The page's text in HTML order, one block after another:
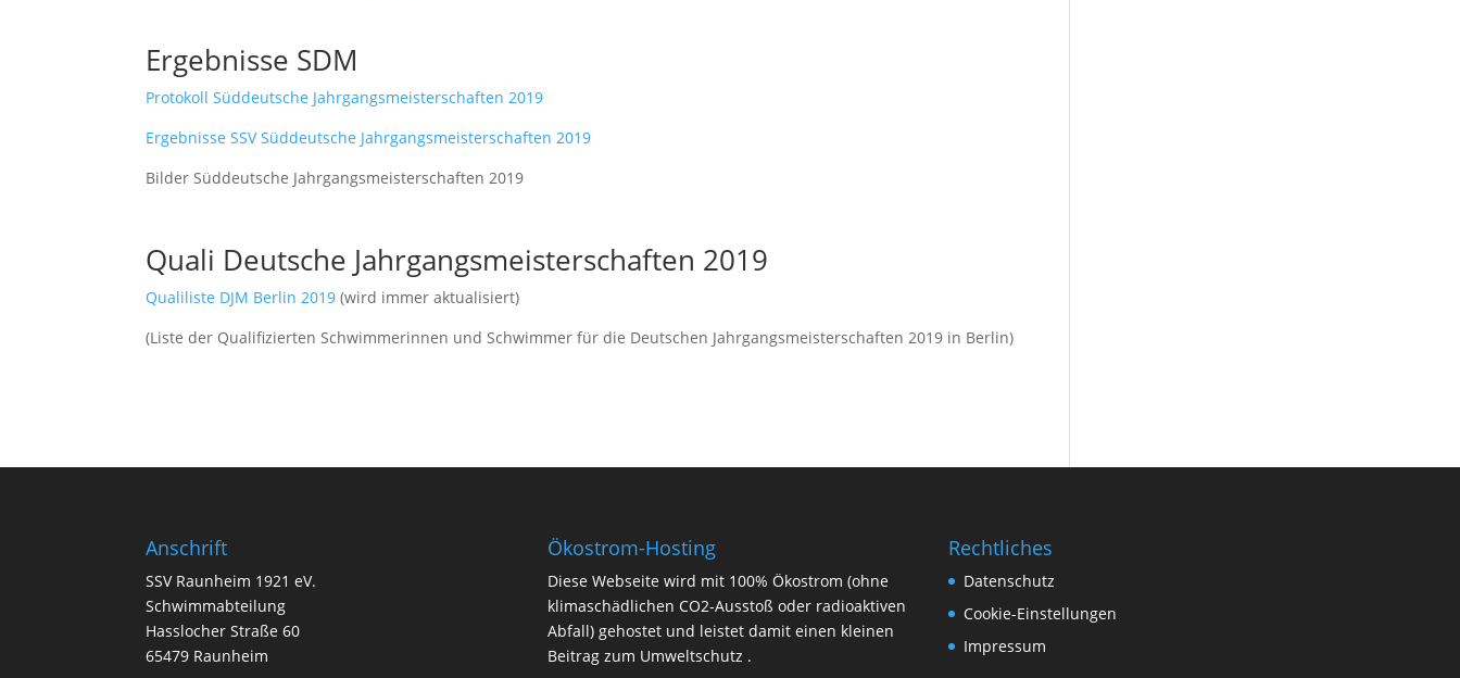
Ergebnisse SDM
Protokoll Süddeutsche Jahrgangsmeisterschaften 2019
Ergebnisse SSV Süddeutsche Jahrgangsmeisterschaften 2019
Bilder Süddeutsche Jahrgangsmeisterschaften 2019
Quali Deutsche Jahrgangsmeisterschaften 2019
Qualiliste DJM Berlin 2019 (wird immer aktualisiert)
(Liste der Qualifizierten Schwimmerinnen und Schwimmer für die Deutschen Jahrgangsmeisterschaften 2019 in Berlin)
Anschrift
SSV Raunheim 1921 eV.
Schwimmabteilung
Hasslocher Straße 60
65479 Raunheim
Ökostrom-Hosting
Diese Webseite wird mit 100% Ökostrom (ohne
klimaschädlichen CO2-Ausstoß oder radioaktiven
Abfall) gehostet und leistet damit einen kleinen
Beitrag zum Umweltschutz .
Rechtliches
Datenschutz
Cookie-Einstellungen
Impressum